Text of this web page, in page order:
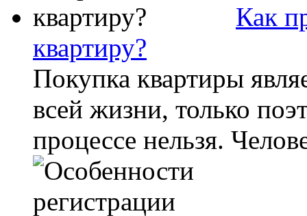
Как
квартиру?
Покупка квартиры
всей жизни, только
процессе нельзя.